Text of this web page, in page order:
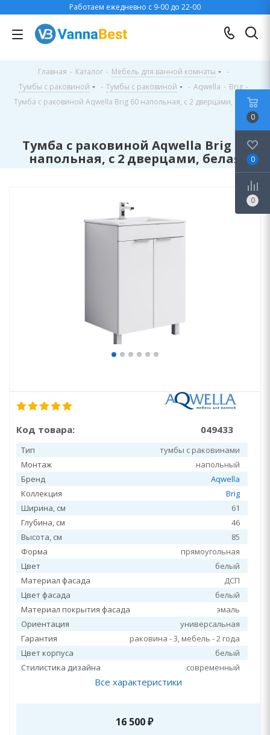
Работаем ежедневно с 9-00 до 22-00
Главная - Каталог - Мебель для ванной комнаты
-
Тумбы с раковиной
- Тумбы с раковиной - Aqwella - Brig -
Тумба с раковиной Aqwella Brig 60 напольная, с 2 дверцами, белая
Тумба с раковиной Aqwella Brig 60
напольная, с 2 дверцами, белая
Код товара: 049433
Тип
тумбы с раковинами
Монтаж
напольный
Бренд
Aqwella
Коллекция
Brig
Ширина, см
61
Глубина, см
46
Высота, см
85
Форма
прямоугольная
Цвет
белый
Материал фасада
ДСП
Цвет фасада
белый
Материал покрытия фасада
эмаль
Ориентация
универсальная
Гарантия
раковина - 3, мебель - 2 года
Цвет корпуса
белый
Стилистика дизайна
современный
Все характеристики
16 500₽
0
0
0